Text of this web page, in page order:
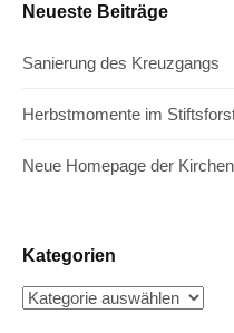
Neueste Beiträge
Sanierung des Kreuzgangs
Herbstmomente im
Neue Homepage der
Kategorien
Kategorien